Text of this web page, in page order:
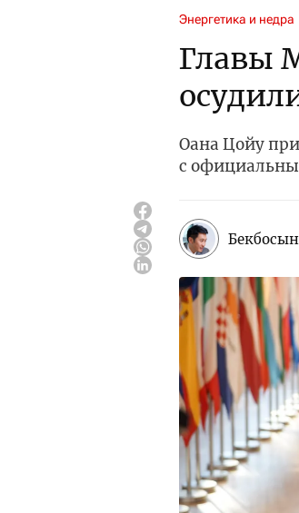
Энергетика и недра
Главы
Оана Цойу
с